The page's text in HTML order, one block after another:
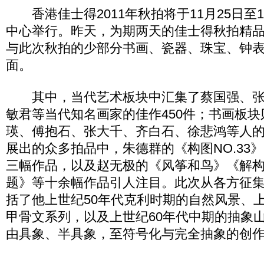
香港佳士得2011年秋拍将于11月25日至
中心举行。昨天，为期两天的佳士得秋拍精
与此次秋拍的少部分书画、瓷器、珠宝、钟
面。
其中，当代艺术板块中汇集了蔡国强、
敏君等当代知名画家的佳作450件；书画板
瑛、傅抱石、张大千、齐白石、徐悲鸿等人
展出的众多拍品中，朱德群的《构图NO.33
三幅作品，以及赵无极的《风筝和鸟》《解
题》等十余幅作品引人注目。此次从各方征
括了他上世纪50年代克利时期的自然风景、
甲骨文系列，以及上世纪60年代中期的抽象
由具象、半具象，至符号化与完全抽象的创